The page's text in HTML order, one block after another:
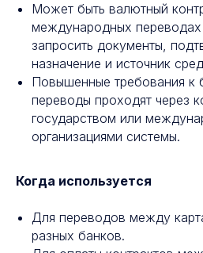
Может быть валютный
международных
запросить документы,
назначение и источник
Повышенные требования к
переводы проходят через
государством или
организациями системы.
Когда используется
Для переводов между
разных банков.
10 000+ пунктов выдачи
наличных по всему миру
Отправить перевод
Отправляйте
вместе с БЭСТ